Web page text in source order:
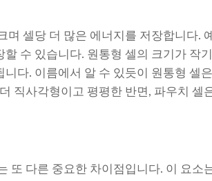
며 셀당 더 많은 에너지를 저장합니다.
수 있습니다. 원통형 셀의 크기가 작
다. 이름에서 알 수 있듯이 원통형 셀
직사각형이고 평평한 반면, 파우치 셀
또 다른 중요한 차이점입니다. 이 요소